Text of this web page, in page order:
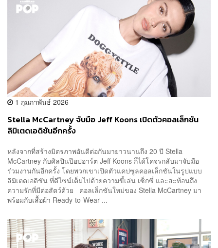
1 กุมภาพันธ์ 2026
Stella McCartney จับมือ Jeff Koons เปิดตัวคอลเล็กชัน
ลิมิเตดเอดิชันอีกครั้ง
หลังจากที่สร้างมิตรภาพอันดีต่อกันมายาวนานถึง 20 ปี Stella
McCartney กับศิลปินป๊อปอาร์ต Jeff Koons ก็ได้โคจรกลับมาจับมือ
ร่วมงานกันอีกครั้ง โดยพวกเขาเปิดตัวแคปซูลคอลเล็กชันในรูปแบบ
ลิมิเตดเอดิชัน ที่ดีไซน์เต็มไปด้วยความขี้เล่น เซ็กซี่ และสะท้อนถึง
ความรักที่มีต่อสัตว์ด้วย คอลเล็กชันใหม่ของ Stella McCartney มา
พร้อมกับเสื้อผ้า Ready-to-Wear ...